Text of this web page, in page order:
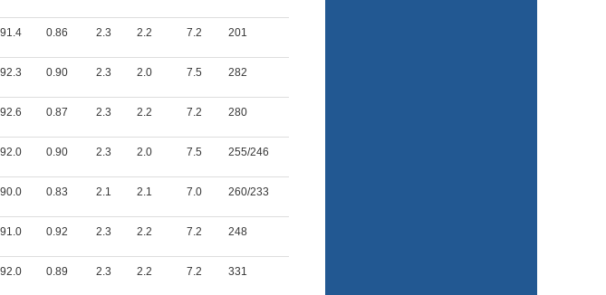
91.4 0.86 2.3 2.2 7.2 201
92.3 0.90 2.3 2.0 7.5 282
92.6 0.87 2.3 2.2 7.2 280
92.0 0.90 2.3 2.0 7.5 255/246
90.0 0.83 2.1 2.1 7.0 260/233
91.0 0.92 2.3 2.2 7.2 248
92.0 0.89 2.3 2.2 7.2 331